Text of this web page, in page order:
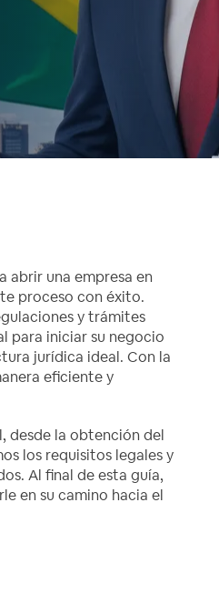
abrir una empresa en
proceso con éxito.
y trámites
para iniciar su negocio
jurídica ideal. Con la
eficiente y
desde la obtención del
los requisitos legales y
Al final de esta guía,
en su camino hacia el